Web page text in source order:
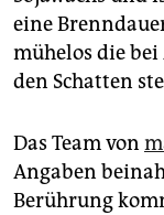
eine
mühelos die
den Schatten
Das Team von
Angaben
Berührung